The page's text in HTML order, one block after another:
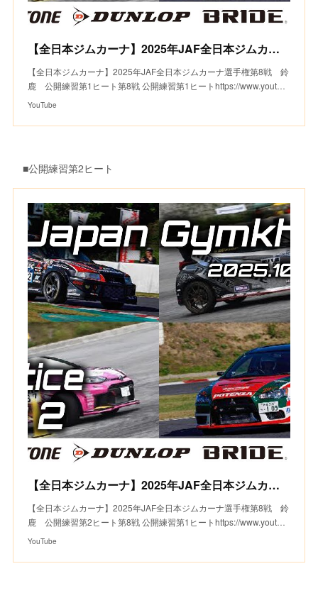
【全日本ジムカーナ】2025年JAF全日本ジムカーナ選手権第8戦 鈴鹿 公開練習第1ヒート
【全日本ジムカーナ】2025年JAF全日本ジムカーナ選手権第8戦 鈴
鹿 公開練習第1ヒート第8戦 公開練習第1ヒートhttps://www.yout…
YouTube
■公開練習第2ヒート
【全日本ジムカーナ】2025年JAF全日本ジムカーナ選手権第8戦 鈴鹿 公開練習第2ヒート
【全日本ジムカーナ】2025年JAF全日本ジムカーナ選手権第8戦 鈴
鹿 公開練習第2ヒート第8戦 公開練習第1ヒートhttps://www.yout…
YouTube